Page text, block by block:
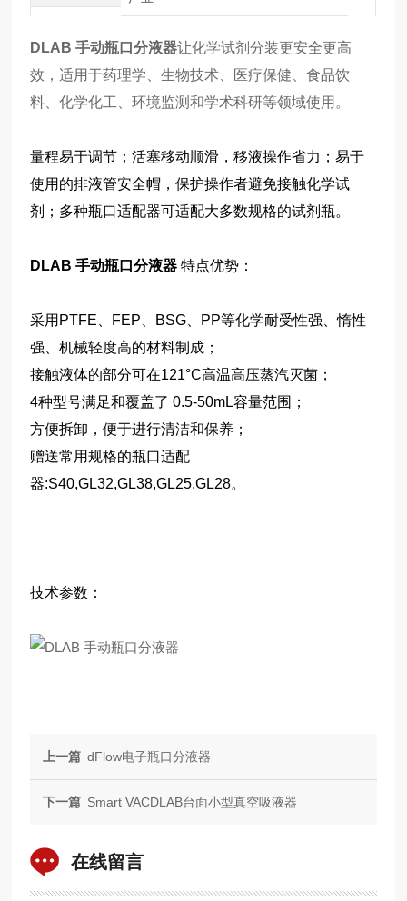
DLAB 手动瓶口分液器让化学试剂分装更安全更高
效，适用于药理学、生物技术、医疗保健、食品饮
料、化学化工、环境监测和学术科研等领域使用。
量程易于调节；活塞移动顺滑，移液操作省力；易于
使用的排液管安全帽，保护操作者避免接触化学试
剂；多种瓶口适配器可适配大多数规格的试剂瓶。
DLAB 手动瓶口分液器 特点优势：
采用PTFE、FEP、BSG、PP等化学耐受性强、惰性
强、机械轻度高的材料制成；
接触液体的部分可在121°C高温高压蒸汽灭菌；
4种型号满足和覆盖了 0.5-50mL容量范围；
方便拆卸，便于进行清洁和保养；
赠送常用规格的瓶口适配
器:S40,GL32,GL38,GL25,GL28。
技术参数：
上一篇 dFlow电子瓶口分液器
下一篇 Smart VACDLAB台面小型真空吸液器
在线留言